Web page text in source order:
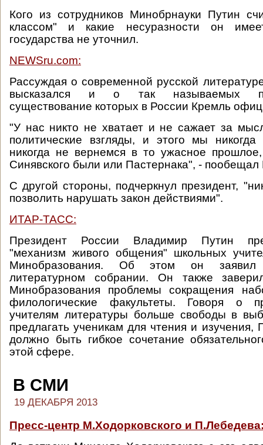
Кого из сотрудников Минобрнауки Путин
классом" и какие несуразности он
государства не уточнил.
NEWSru.com:
Рассуждая о современной русской
высказался и о так называемых
существование которых в России Кремль
"У нас никто не хватает и не сажает за
политические взгляды, и этого мы
никогда не вернемся в то ужасное
Синявского были или Пастернака", - пообещал
С другой стороны, подчеркнул президент,
позволить нарушать закон действиями".
ИТАР-ТАСС:
Президент России Владимир Путин
"механизм живого общения" школьных
Минобразования. Об этом он заявил
литературном собрании. Он также
Минобразования проблемы сокращения
филологические факультеты. Говоря о
учителям литературы больше свободы в
предлагать ученикам для чтения и изучения,
должно быть гибкое сочетание
этой сфере.
В СМИ
19 ДЕКАБРЯ 2013
Пресс-центр М.Ходорковского и